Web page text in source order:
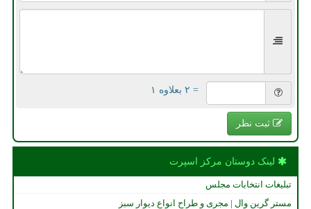
= ۲ بعلاوه ۱
ثبت نظر
لینک دوستان مركز اسپرت
تبلیغات انتخابات مجلس
مستر گرین وال | مجری و طراح انواع دیوار سبز